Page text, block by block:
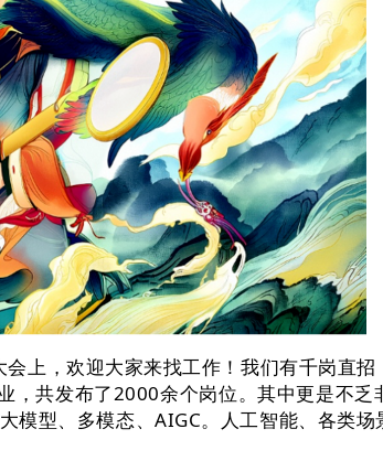
，欢迎大家来找工作！我们有千岗直招
，共发布了2000余个岗位。其中更是不
模型、多模态、AIGC。人工智能、各类